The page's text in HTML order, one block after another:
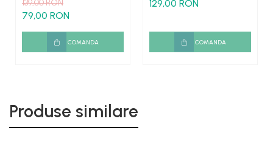
139,00 RON
79,00 RON
COMANDA
fara preaplin quick clack
129,00 RON
COMANDA
Produse similare